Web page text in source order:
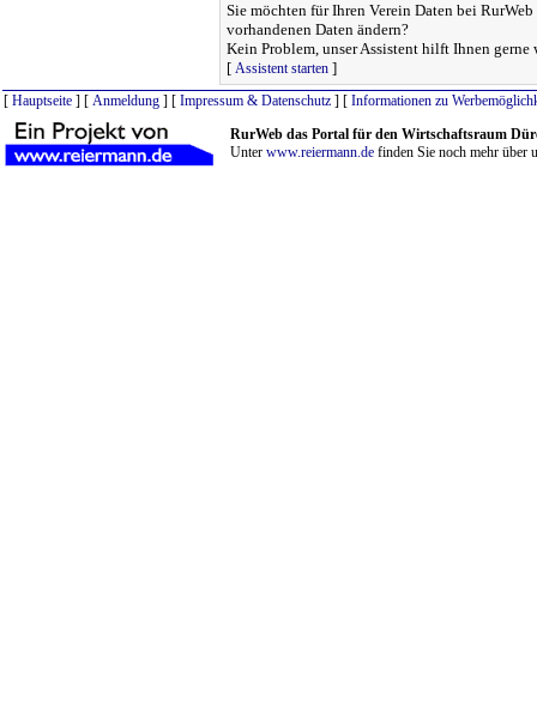
Sie möchten für Ihren Verein Daten bei
vorhandenen Daten ändern?
Kein Problem, unser Assistent hilft Ihnen gerne
[ Assistent starten ]
[ Hauptseite ] [ Anmeldung ] [ Impressum & Datenschutz ] [ Informationen zu
RurWeb das Portal für den Wirtschaftsraum
Unter www.reiermann.de finden Sie noch mehr über